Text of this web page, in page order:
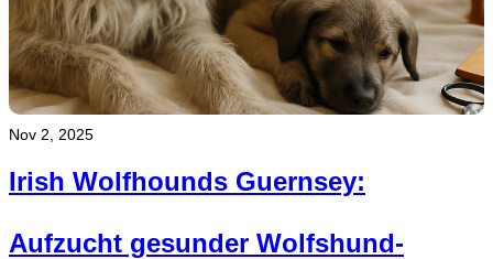
Nov 2, 2025
Irish Wolfhounds Guernsey:
Aufzucht gesunder Wolfshund-